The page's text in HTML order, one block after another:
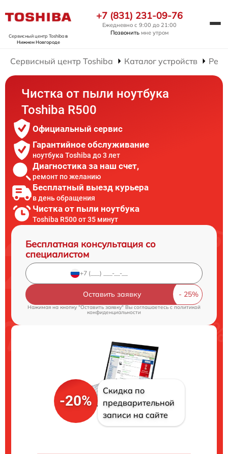
Сервисный центр Toshibaв
Нижнем Новгороде
+7 (831) 231-09-76
Ежедневно с 9:00 до 21:00
Позвонить мне утром
Сервисный центр Toshiba Каталог устройств
Чистка от пыли ноутбука
Toshiba R500
Официальный сервис
Гарантийное обслуживание
ноутбука Toshiba до 3 лет
Диагностика за наш счет,
ремонт по желанию
Бесплатный выезд курьера
в день обращения
Чистка от пыли ноутбука
Toshiba R500 от 35 минут
Бесплатная консультация со
специалистом
Оставить заявку
Нажимая на кнопку "Оставить заявку" Вы соглашаетесь cполитикой
конфиденциальности
-20%
Скидка по
предварительной
записи на сайте